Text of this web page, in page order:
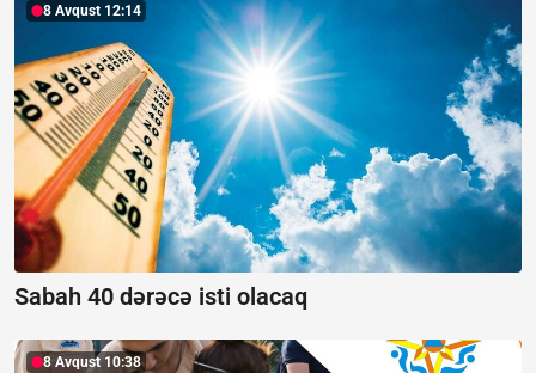
8 Avqust 12:14
Sabah 40 dərəcə isti olacaq
8 Avqust 10:38